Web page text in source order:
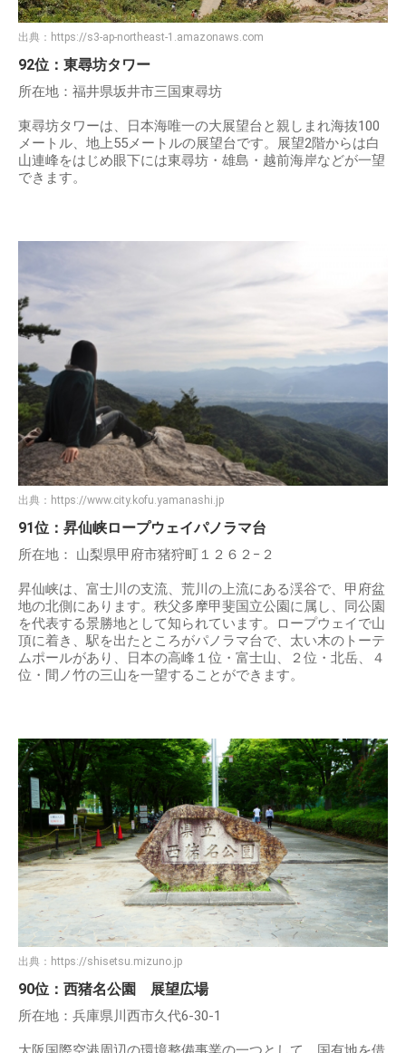
出典： https://s3-ap-northeast-1.amazonaws.com
92位：東尋坊タワー
所在地：福井県坂井市三国東尋坊
東尋坊タワーは、日本海唯一の大展望台と親しまれ海抜100
メートル、地上55メートルの展望台です。展望2階からは白
山連峰をはじめ眼下には東尋坊・雄島・越前海岸などが一望
できます。
出典： https://www.city.kofu.yamanashi.jp
91位：昇仙峡ロープウェイパノラマ台
所在地： 山梨県甲府市猪狩町１２６２−２
昇仙峡は、富士川の支流、荒川の上流にある渓谷で、甲府盆
地の北側にあります。秩父多摩甲斐国立公園に属し、同公園
を代表する景勝地として知られています。ロープウェイで山
頂に着き、駅を出たところがパノラマ台で、太い木のトーテ
ムポールがあり、日本の高峰１位・富士山、２位・北岳、４
位・間ノ竹の三山を一望することができます。
出典： https://shisetsu.mizuno.jp
90位：西猪名公園 展望広場
所在地：兵庫県川西市久代6-30-1